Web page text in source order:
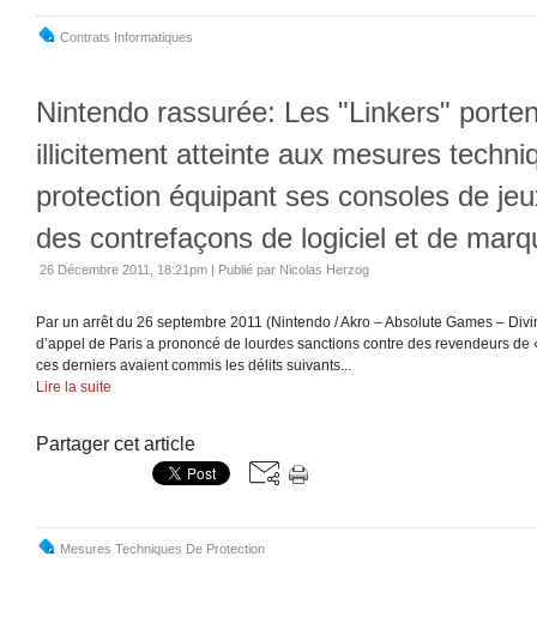
Contrats Informatiques
Nintendo rassurée: Les "Linkers"
illicitement atteinte aux mesures
protection équipant ses consoles de
des contrefaçons de logiciel et de
26 Décembre 2011, 18:21pm | Publié par Nicolas Herzog
Par un arrêt du 26 septembre 2011 (Nintendo / Akro – Absolute Games –
d’appel de Paris a prononcé de lourdes sanctions contre des revendeurs
ces derniers avaient commis les délits suivants...
Lire la suite
Partager cet article
Mesures Techniques De Protection